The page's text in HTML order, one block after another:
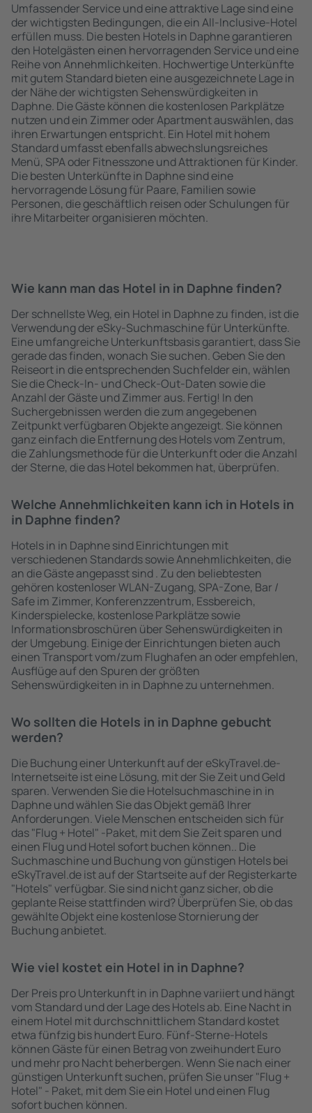
Umfassender Service und eine attraktive Lage sind eine
der wichtigsten Bedingungen, die ein All-Inclusive-Hotel
erfüllen muss. Die besten Hotels in Daphne garantieren
den Hotelgästen einen hervorragenden Service und eine
Reihe von Annehmlichkeiten. Hochwertige Unterkünfte
mit gutem Standard bieten eine ausgezeichnete Lage in
der Nähe der wichtigsten Sehenswürdigkeiten in
Daphne. Die Gäste können die kostenlosen Parkplätze
nutzen und ein Zimmer oder Apartment auswählen, das
ihren Erwartungen entspricht. Ein Hotel mit hohem
Standard umfasst ebenfalls abwechslungsreiches
Menü, SPA oder Fitnesszone und Attraktionen für Kinder.
Die besten Unterkünfte in Daphne sind eine
hervorragende Lösung für Paare, Familien sowie
Personen, die geschäftlich reisen oder Schulungen für
ihre Mitarbeiter organisieren möchten.
Wie kann man das Hotel in in Daphne finden?
Der schnellste Weg, ein Hotel in Daphne zu finden, ist die
Verwendung der eSky-Suchmaschine für Unterkünfte.
Eine umfangreiche Unterkunftsbasis garantiert, dass Sie
gerade das finden, wonach Sie suchen. Geben Sie den
Reiseort in die entsprechenden Suchfelder ein, wählen
Sie die Check-In- und Check-Out-Daten sowie die
Anzahl der Gäste und Zimmer aus. Fertig! In den
Suchergebnissen werden die zum angegebenen
Zeitpunkt verfügbaren Objekte angezeigt. Sie können
ganz einfach die Entfernung des Hotels vom Zentrum,
die Zahlungsmethode für die Unterkunft oder die Anzahl
der Sterne, die das Hotel bekommen hat, überprüfen.
Welche Annehmlichkeiten kann ich in Hotels in
in Daphne finden?
Hotels in in Daphne sind Einrichtungen mit
verschiedenen Standards sowie Annehmlichkeiten, die
an die Gäste angepasst sind . Zu den beliebtesten
gehören kostenloser WLAN-Zugang, SPA-Zone, Bar /
Safe im Zimmer, Konferenzzentrum, Essbereich,
Kinderspielecke, kostenlose Parkplätze sowie
Informationsbroschüren über Sehenswürdigkeiten in
der Umgebung. Einige der Einrichtungen bieten auch
einen Transport vom/zum Flughafen an oder empfehlen,
Ausflüge auf den Spuren der größten
Sehenswürdigkeiten in in Daphne zu unternehmen.
Wo sollten die Hotels in in Daphne gebucht
werden?
Die Buchung einer Unterkunft auf der eSkyTravel.de-
Internetseite ist eine Lösung, mit der Sie Zeit und Geld
sparen. Verwenden Sie die Hotelsuchmaschine in in
Daphne und wählen Sie das Objekt gemäß Ihrer
Anforderungen. Viele Menschen entscheiden sich für
das "Flug + Hotel" -Paket, mit dem Sie Zeit sparen und
einen Flug und Hotel sofort buchen können.. Die
Suchmaschine und Buchung von günstigen Hotels bei
eSkyTravel.de ist auf der Startseite auf der Registerkarte
"Hotels" verfügbar. Sie sind nicht ganz sicher, ob die
geplante Reise stattfinden wird? Überprüfen Sie, ob das
gewählte Objekt eine kostenlose Stornierung der
Buchung anbietet.
Wie viel kostet ein Hotel in in Daphne?
Der Preis pro Unterkunft in in Daphne variiert und hängt
vom Standard und der Lage des Hotels ab. Eine Nacht in
einem Hotel mit durchschnittlichem Standard kostet
etwa fünfzig bis hundert Euro. Fünf-Sterne-Hotels
können Gäste für einen Betrag von zweihundert Euro
und mehr pro Nacht beherbergen. Wenn Sie nach einer
günstigen Unterkunft suchen, prüfen Sie unser "Flug +
Hotel" - Paket, mit dem Sie ein Hotel und einen Flug
sofort buchen können.